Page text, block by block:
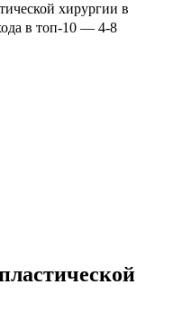
хирургии в
в топ-10 — 4-8